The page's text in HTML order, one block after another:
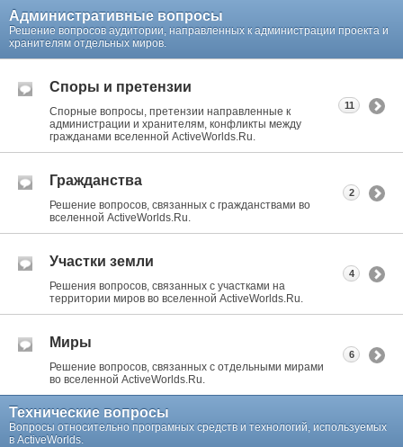
Административные вопросы
Решение вопросов аудитории, направленных к администрации проекта и
хранителям отдельных миров.
Споры и претензии
Спорные вопросы, претензии направленные к
администрации и хранителям, конфликты между
гражданами вселенной ActiveWorlds.Ru.
11
Гражданства
Решение вопросов, связанных с гражданствами во
вселенной ActiveWorlds.Ru.
2
Участки земли
Решения вопросов, связанных с участками на
территории миров во вселенной ActiveWorlds.Ru.
4
Миры
Решение вопросов, связанных с отдельными мирами
во вселенной ActiveWorlds.Ru.
6
Технические вопросы
Вопросы относительно програмных средств и технологий, используемых
в ActiveWorlds.